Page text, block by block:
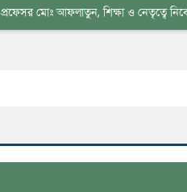
প্রফেসর মোঃ আফলাতুন, শিক্ষা ও নেতৃত্বে